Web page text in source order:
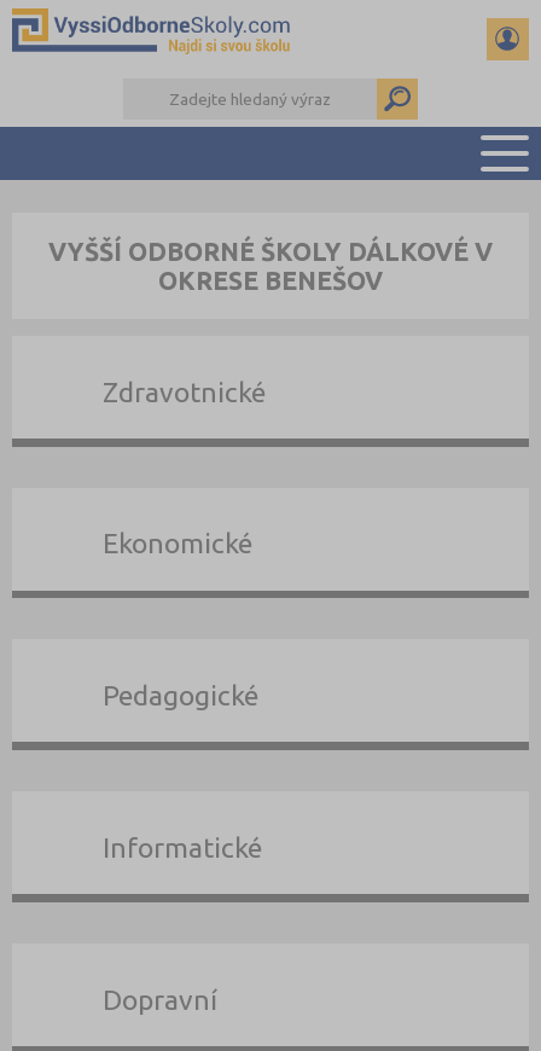
PŘÍPRAVA NA PŘIJÍMAČKY
KALENDÁŘ AKCÍ
VYŠŠÍ ODBORNÉ ŠKOLY DÁLKOVÉ V
OKRESE BENEŠOV
Zdravotnické
Ekonomické
Pedagogické
Informatické
Dopravní